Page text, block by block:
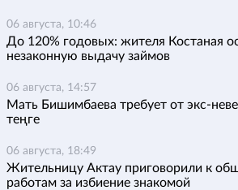
06 августа, 10:46
До 120% годовых: жителя Костаная
незаконную выдачу займов
06 августа, 14:57
Мать Бишимбаева требует от экс-
теңге
06 августа, 18:49
Жительницу Актау приговорили к
работам за избиение знакомой